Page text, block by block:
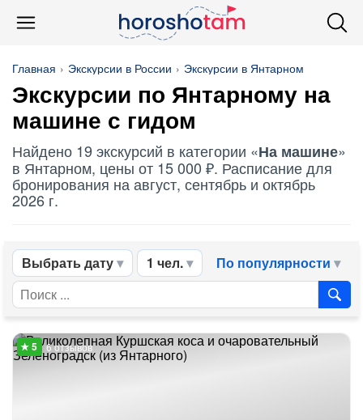
Главная Экскурсии в России Экскурсии в Янтарном
Экскурсии по Янтарному на
машине с гидом
Найдено 19 экскурсий в категории «На машине»
в Янтарном, цены от 15 000 ₽. Расписание для
бронирования на август, сентябрь и октябрь
2026 г.
Выбрать дату 1 чел. По популярности
6 отзывов